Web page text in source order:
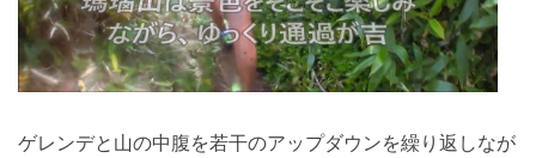
ゲレンデと山の中腹を若干のアップダウンを繰り返しなが